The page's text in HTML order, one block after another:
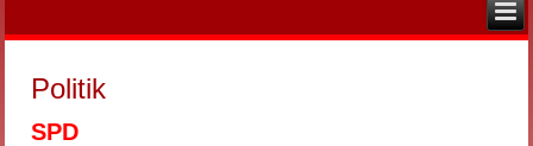
Politik
SPD